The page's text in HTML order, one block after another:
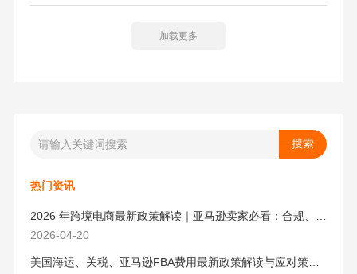
息。其中10项信息由进口商、货代、船司发送，两位2项是
加载更多
热门资讯
2026-04-20
美国海运、关税、亚马逊FBA费用最新政策解读与应对策略（2026版）